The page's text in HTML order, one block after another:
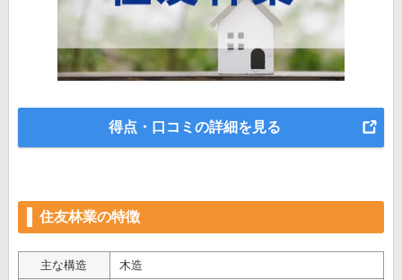
得点・口コミの詳細を見る
住友林業の特徴
主な構造 木造